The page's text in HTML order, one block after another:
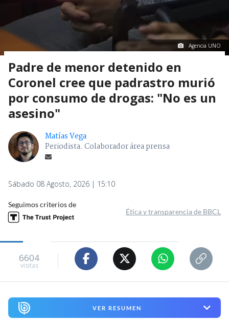
Agencia UNO
Padre de menor detenido en
Coronel cree que padrastro murió
por consumo de drogas: "No es un
asesino"
Matías Vega
Periodista. Colaborador área prensa
Sábado 08 Agosto, 2026 | 15:10
Seguimos criterios de
Ética y transparencia de BBCL
6604
visitas
VER RESUMEN